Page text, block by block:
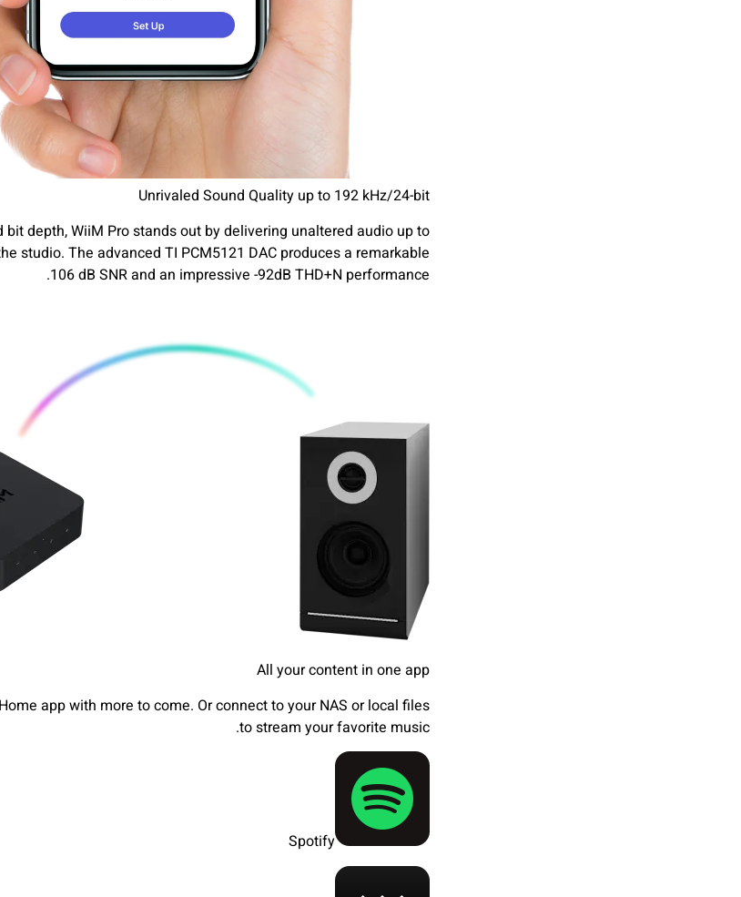
Unrivaled Sound Quality up to 192 kHz/24-bit
depth, WiiM Pro stands out by delivering unaltered audio up to
studio. The advanced TI PCM5121 DAC produces a remarkable
106 dB SNR and an impressive -92dB THD+N performance.
All your content in one app
app with more to come. Or connect to your NAS or local files
to stream your favorite music.
Spotify